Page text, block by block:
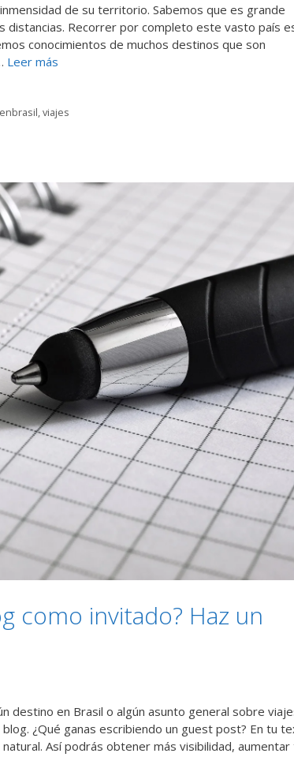
de su territorio. Sabemos que es grande
distancias. Recorrer por completo este vasto país
conocimientos de muchos destinos que son
Leer más
,viajes
como invitado? Haz un
destino en Brasil o algún asunto general sobre
¿Qué ganas escribiendo un guest post? En tu
Así podrás obtener más visibilidad, aumentar